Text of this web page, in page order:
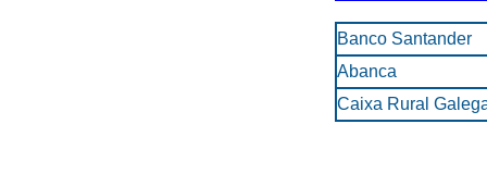
Banco Santander
Abanca
Caixa Rural